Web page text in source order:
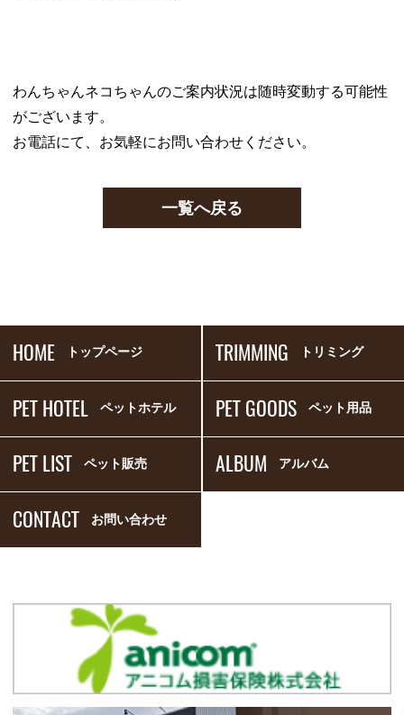
わんちゃんネコちゃんのご案内状況は随時変動する可能性
がございます。
お電話にて、お気軽にお問い合わせください。
一覧へ戻る
HOME トップページ TRIMMING トリミング
PET HOTEL ペットホテル PET GOODS ペット用品
PET LIST ペット販売 ALBUM アルバム
CONTACT お問い合わせ